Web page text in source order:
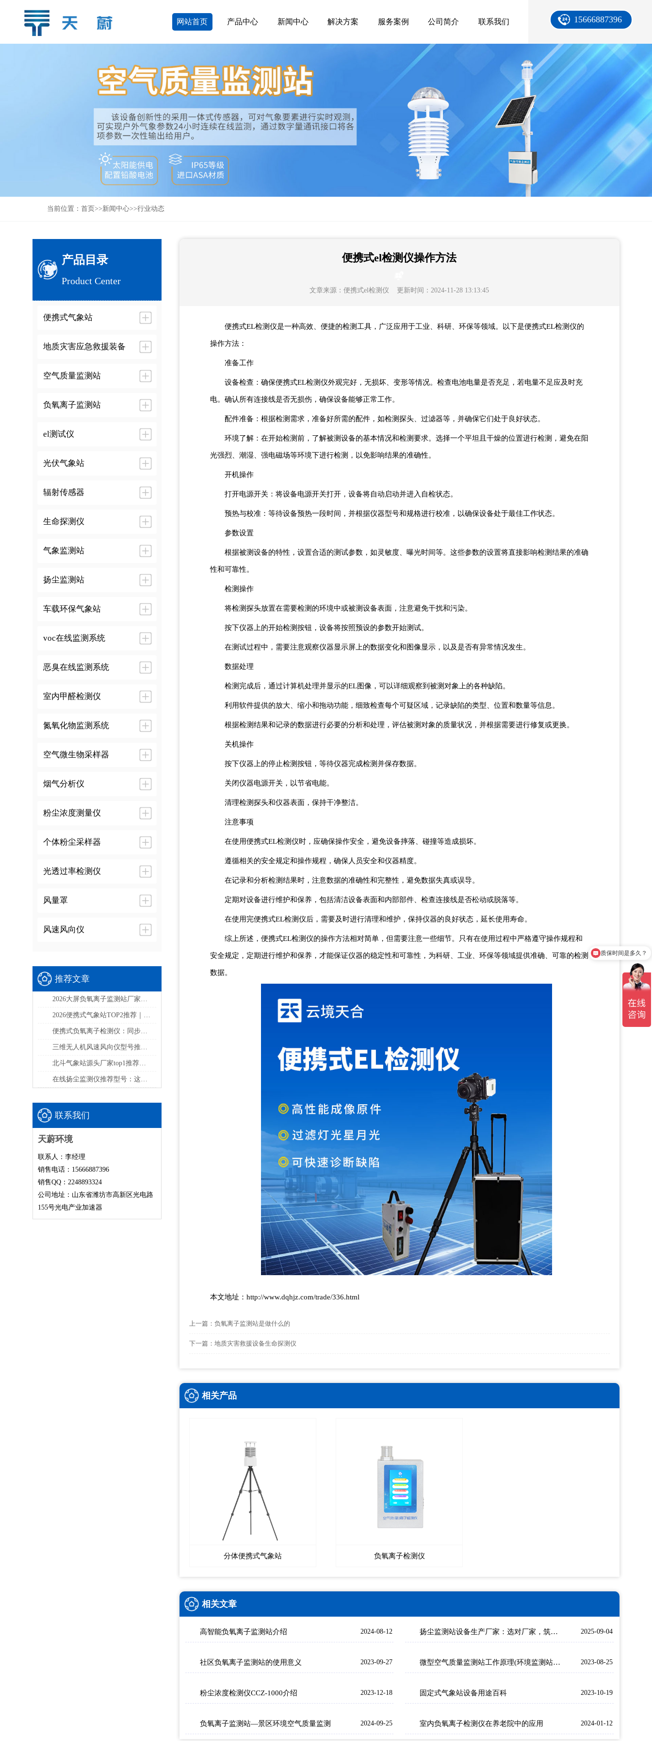
15666887396
网站首页 产品中心 新闻中心 解决方案 服务案例 公司简介 联系我们
当前位置：首页>>新闻中心>>行业动态
产品目录
Product Center
便携式气象站
地质灾害应急救援装备
空气质量监测站
负氧离子监测站
el测试仪
光伏气象站
辐射传感器
生命探测仪
气象监测站
扬尘监测站
车载环保气象站
voc在线监测系统
恶臭在线监测系统
室内甲醛检测仪
氮氧化物监测系统
空气微生物采样器
烟气分析仪
粉尘浓度测量仪
个体粉尘采样器
光透过率检测仪
风量罩
风速风向仪
推荐文章
2026大屏负氧离子监测站厂家实力排行：景区生态环境监测选什么设备？
2026便携式气象站TOP2推荐｜TW-PQX6/TW-BQX6野外应急六要素气象监测选型指南
便携式负氧离子检测仪：同步检测负氧离子、甲醛、PM2.5、PM10多项核心空气指标
三维无人机风速风向仪型号推荐及厂家排行
北斗气象站源头厂家top1推荐——山东天蔚
在线扬尘监测仪推荐型号：这台设备可同步监测PM2.5、PM10、TSP等核心扬尘颗粒物指标
联系我们
天蔚环境
联系人：李经理
销售电话：15666887396
销售QQ：2248893324
公司地址：山东省潍坊市高新区光电路
155号光电产业加速器
便携式el检测仪操作方法
文章来源：便携式el检测仪 更新时间：2024-11-28 13:13:45
便携式EL检测仪是一种高效、便捷的检测工具，广泛应用于工业、科研、环保等领域。以下是便携式EL检测仪的
操作方法：
准备工作
设备检查：确保便携式EL检测仪外观完好，无损坏、变形等情况。检查电池电量是否充足，若电量不足应及时充
电。确认所有连接线是否无损伤，确保设备能够正常工作。
配件准备：根据检测需求，准备好所需的配件，如检测探头、过滤器等，并确保它们处于良好状态。
环境了解：在开始检测前，了解被测设备的基本情况和检测要求。选择一个平坦且干燥的位置进行检测，避免在阳
光强烈、潮湿、强电磁场等环境下进行检测，以免影响结果的准确性。
开机操作
打开电源开关：将设备电源开关打开，设备将自动启动并进入自检状态。
预热与校准：等待设备预热一段时间，并根据仪器型号和规格进行校准，以确保设备处于最佳工作状态。
参数设置
根据被测设备的特性，设置合适的测试参数，如灵敏度、曝光时间等。这些参数的设置将直接影响检测结果的准确
性和可靠性。
检测操作
将检测探头放置在需要检测的环境中或被测设备表面，注意避免干扰和污染。
按下仪器上的开始检测按钮，设备将按照预设的参数开始测试。
在测试过程中，需要注意观察仪器显示屏上的数据变化和图像显示，以及是否有异常情况发生。
数据处理
检测完成后，通过计算机处理并显示的EL图像，可以详细观察到被测对象上的各种缺陷。
利用软件提供的放大、缩小和拖动功能，细致检查每个可疑区域，记录缺陷的类型、位置和数量等信息。
根据检测结果和记录的数据进行必要的分析和处理，评估被测对象的质量状况，并根据需要进行修复或更换。
关机操作
按下仪器上的停止检测按钮，等待仪器完成检测并保存数据。
关闭仪器电源开关，以节省电能。
清理检测探头和仪器表面，保持干净整洁。
注意事项
在使用便携式EL检测仪时，应确保操作安全，避免设备摔落、碰撞等造成损坏。
遵循相关的安全规定和操作规程，确保人员安全和仪器精度。
在记录和分析检测结果时，注意数据的准确性和完整性，避免数据失真或误导。
定期对设备进行维护和保养，包括清洁设备表面和内部部件、检查连接线是否松动或脱落等。
在使用完便携式EL检测仪后，需要及时进行清理和维护，保持仪器的良好状态，延长使用寿命。
综上所述，便携式EL检测仪的操作方法相对简单，但需要注意一些细节。只有在使用过程中严格遵守操作规程和
安全规定，定期进行维护和保养，才能保证仪器的稳定性和可靠性，为科研、工业、环保等领域提供准确、可靠的检测
数据。
本文地址： http://www.dqhjz.com/trade/336.html
上一篇： 负氧离子监测站是做什么的
下一篇： 地质灾害救援设备生命探测仪
相关产品
分体便携式气象站 负氧离子检测仪
相关文章
高智能负氧离子监测站介绍 2024-08-12 扬尘监测站设备生产厂家：选对厂家，筑牢空气治理防线 2025-09-04
社区负氧离子监测站的使用意义 2023-09-27 微型空气质量监测站工作原理(环境监测站应用) 2023-08-25
粉尘浓度检测仪CCZ-1000介绍 2023-12-18 固定式气象站设备用途百科 2023-10-19
负氧离子监测站—景区环境空气质量监测 2024-09-25 室内负氧离子检测仪在养老院中的应用 2024-01-12
产品有检测证书吗？